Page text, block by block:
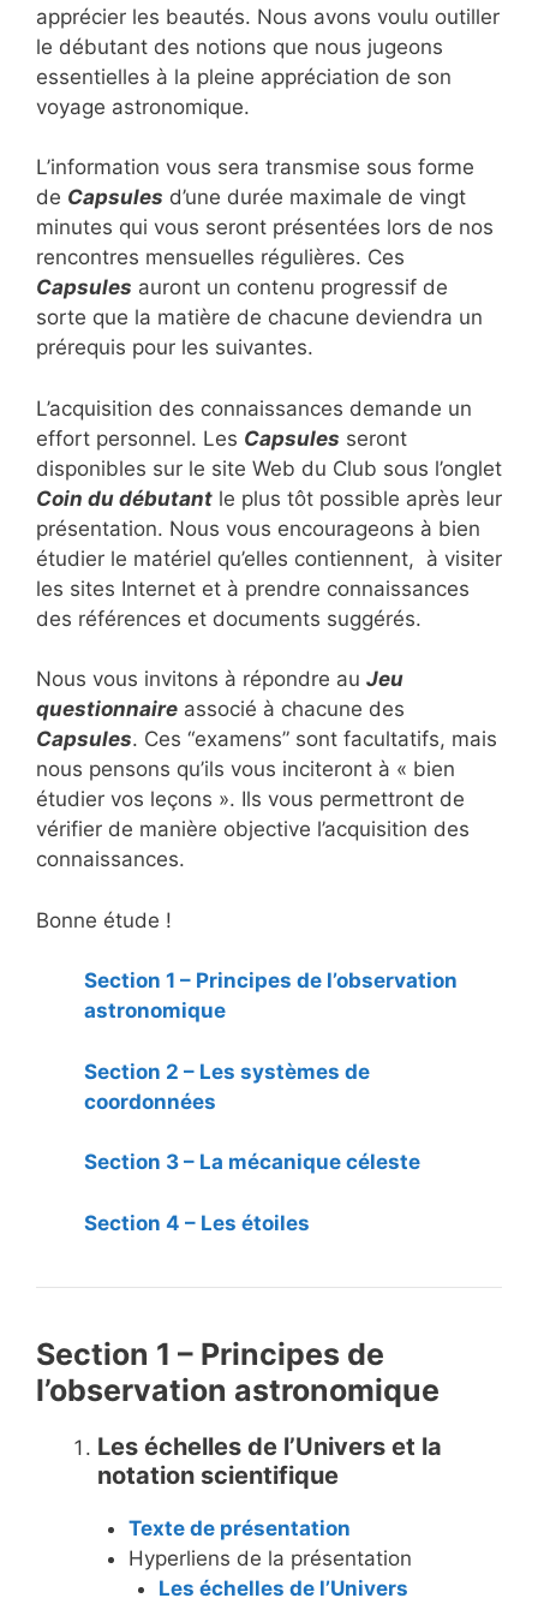
apprécier les beautés. Nous avons voulu outiller
le débutant des notions que nous jugeons
essentielles à la pleine appréciation de son
voyage astronomique.
L’information vous sera transmise sous forme
de Capsules d’une durée maximale de vingt
minutes qui vous seront présentées lors de nos
rencontres mensuelles régulières. Ces
Capsules auront un contenu progressif de
sorte que la matière de chacune deviendra un
prérequis pour les suivantes.
L’acquisition des connaissances demande un
effort personnel. Les Capsules seront
disponibles sur le site Web du Club sous l’onglet
Coin du débutant le plus tôt possible après leur
présentation. Nous vous encourageons à bien
étudier le matériel qu’elles contiennent, à visiter
les sites Internet et à prendre connaissances
des références et documents suggérés.
Nous vous invitons à répondre au Jeu
questionnaire associé à chacune des
Capsules. Ces “examens” sont facultatifs, mais
nous pensons qu’ils vous inciteront à « bien
étudier vos leçons ». Ils vous permettront de
vérifier de manière objective l’acquisition des
connaissances.
Bonne étude !
Section 1 – Principes de l’observation
astronomique
Section 2 – Les systèmes de
coordonnées
Section 3 – La mécanique céleste
Section 4 – Les étoiles
Section 1 – Principes de
l’observation astronomique
Les échelles de l’Univers et la
notation scientifique
Texte de présentation
Hyperliens de la présentation
Les échelles de l’Univers